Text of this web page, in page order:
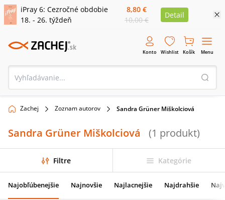
iPray 6: Cezročné obdobie
18. - 26. týždeň
8,80 €
10,00 €
Detail
Konto Wishlist Košík Menu
Zachej Zoznam autorov Sandra Grüner Miškolciová
Sandra Grüner Miškolciová (1 produkt)
Filtre Kategórie
Najobľúbenejšie Najnovšie Najlacnejšie Najdrahšie